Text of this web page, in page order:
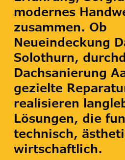
modernes
zusammen. Ob
Neueindeckung
Solothurn,
Dachsanierung
gezielte
realisieren
Lösungen, die
technisch,
wirtschaftlich.